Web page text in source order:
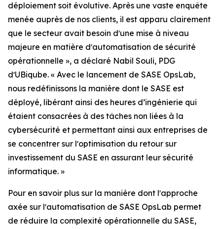
déploiement soit évolutive. Après une vaste enquête
menée auprès de nos clients, il est apparu clairement
que le secteur avait besoin dʼune mise à niveau
majeure en matière dʼautomatisation de sécurité
opérationnelle », a déclaré Nabil Souli, PDG
dʼUBiqube. « Avec le lancement de SASE OpsLab,
nous redéfinissons la manière dont le SASE est
déployé, libérant ainsi des heures d’ingénierie qui
étaient consacrées à des tâches non liées à la
cybersécurité et permettant ainsi aux entreprises de
se concentrer sur lʼoptimisation du retour sur
investissement du SASE en assurant leur sécurité
informatique. »
Pour en savoir plus sur la manière dont lʼapproche
axée sur lʼautomatisation de SASE OpsLab permet
de réduire la complexité opérationnelle du SASE,